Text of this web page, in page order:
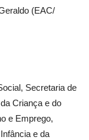
(EAC/
Secretaria de
Criança e do
e Emprego,
e da